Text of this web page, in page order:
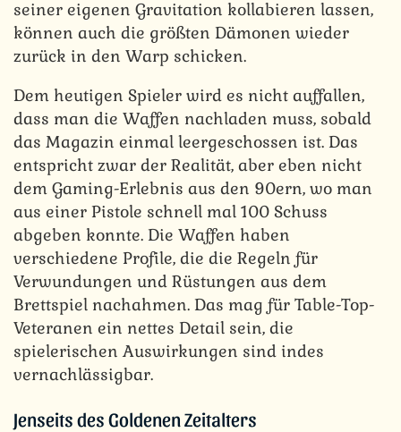
seiner eigenen Gravitation kollabieren lassen,
können auch die größten Dämonen wieder
zurück in den Warp schicken.
Dem heutigen Spieler wird es nicht auffallen,
dass man die Waffen nachladen muss, sobald
das Magazin einmal leergeschossen ist. Das
entspricht zwar der Realität, aber eben nicht
dem Gaming-Erlebnis aus den 90ern, wo man
aus einer Pistole schnell mal 100 Schuss
abgeben konnte. Die Waffen haben
verschiedene Profile, die die Regeln für
Verwundungen und Rüstungen aus dem
Brettspiel nachahmen. Das mag für Table-Top-
Veteranen ein nettes Detail sein, die
spielerischen Auswirkungen sind indes
vernachlässigbar.
Jenseits des Goldenen Zeitalters